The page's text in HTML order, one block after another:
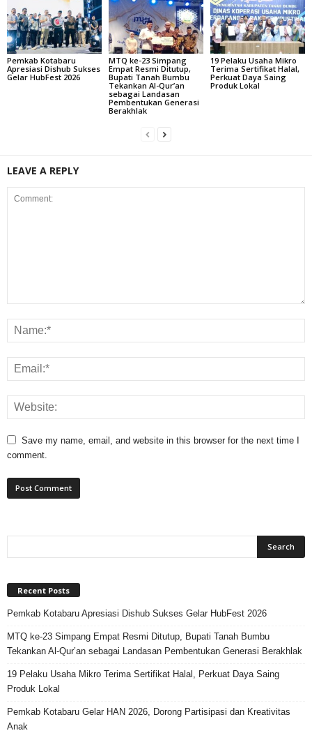
Pemkab Kotabaru
Apresiasi Dishub Sukses
Gelar HubFest 2026
MTQ ke-23 Simpang
Empat Resmi Ditutup,
Bupati Tanah Bumbu
Tekankan Al-Qur’an
sebagai Landasan
Pembentukan Generasi
Berakhlak
19 Pelaku Usaha Mikro
Terima Sertifikat Halal,
Perkuat Daya Saing
Produk Lokal
LEAVE A REPLY
Save my name, email, and website in this browser for the next time I
comment.
Recent Posts
Pemkab Kotabaru Apresiasi Dishub Sukses Gelar HubFest 2026
MTQ ke-23 Simpang Empat Resmi Ditutup, Bupati Tanah Bumbu
Tekankan Al-Qur’an sebagai Landasan Pembentukan Generasi Berakhlak
19 Pelaku Usaha Mikro Terima Sertifikat Halal, Perkuat Daya Saing
Produk Lokal
Pemkab Kotabaru Gelar HAN 2026, Dorong Partisipasi dan Kreativitas
Anak